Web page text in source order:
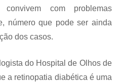
com problemas
número que pode ser ainda
dos casos.
do Hospital de Olhos de
a retinopatia diabética é uma